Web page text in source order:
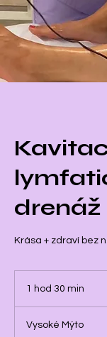
drenáž
Krása + zdraví bez
1 hod 30 min
Vysoké Mýto